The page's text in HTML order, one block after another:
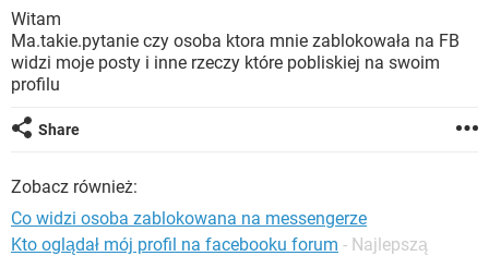
INSTAGRAM
WINDOWS 10
SPOTIFY
INSTAGRAM FACEBOOK
COVID-19
GRY WHATSAPP
SPOTIFY
INSTAGRAM
Witam
Ma.takie.pytanie czy osoba ktora mnie zablokowała na FB
widzi moje posty i inne rzeczy które pobliskiej na swoim
profilu
Share
Zobacz również:
Co widzi osoba zablokowana na messengerze
Kto oglądał mój profil na facebooku forum - Najlepszą